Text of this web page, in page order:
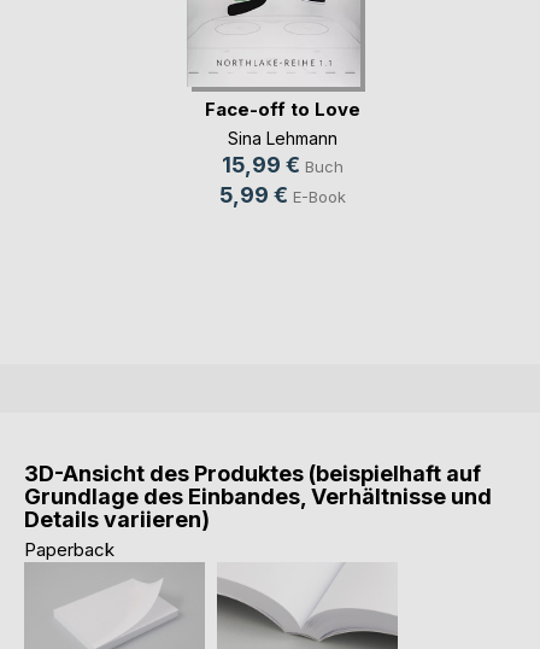
Face-off to Love
Sina Lehmann
15,99 € Buch
5,99 € E-Book
3D-Ansicht des Produktes (beispielhaft auf
Grundlage des Einbandes, Verhältnisse und
Details variieren)
Paperback